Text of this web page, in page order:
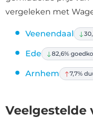
vergeleken met
Veenendaal
Ede 82,6%
Arnhem 7,7%
Veelgestelde